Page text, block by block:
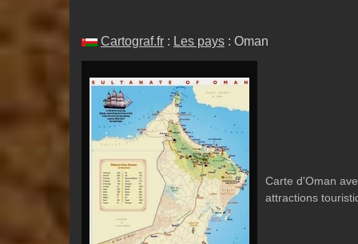
Cartograf.fr : Les pays : Oman
Carte d'Oman
attractions